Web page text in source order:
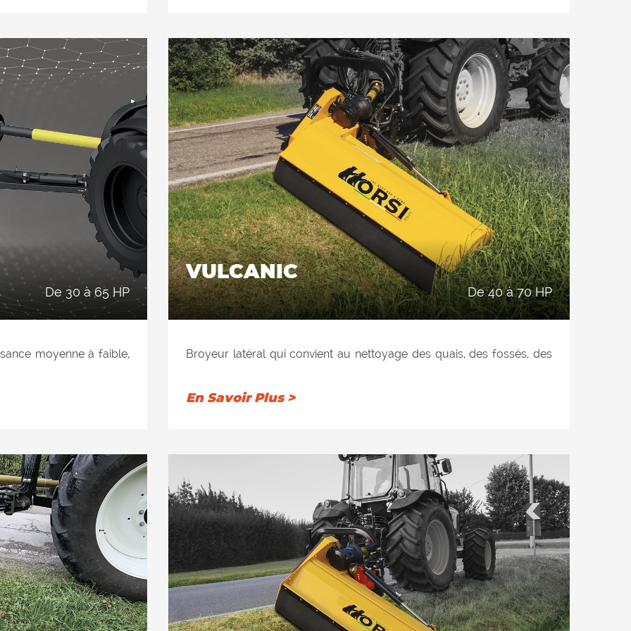
branches jusqu'à 4 cm de diamètre.
Équipé de deux contre-couteaux pour un broyage optimal.
de 30 à 65 HP
moyenne à faible,
optimal.
VULCANIC
de 40 à 70 HP
Broyeur latéral qui convient au nettoyage des quais, des fossés, des
hydraulique atteignant la position verticale jusqu'à 90 ° pour l'élagage
En Savoir Plus >